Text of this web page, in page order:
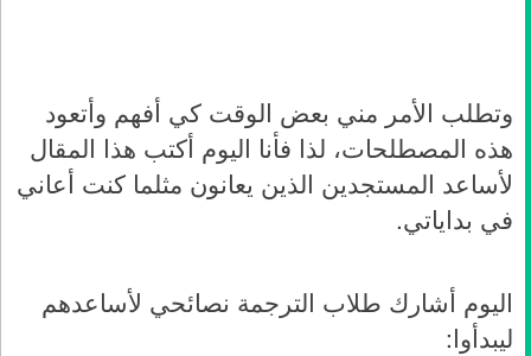
وتطلب الأمر مني بعض الوقت كي أفهم وأتعود
هذه المصطلحات، لذا فأنا اليوم أكتب هذا المقال
لأساعد المستجدين الذين يعانون مثلما كنت أعاني
في بداياتي.
اليوم أشارك طلاب الترجمة نصائحي لأساعدهم
ليبدأوا: